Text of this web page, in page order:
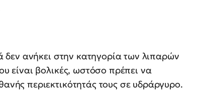
δεν ανήκει στην κατηγορία των λιπαρών
είναι βολικές, ωστόσο πρέπει να
περιεκτικότητάς τους σε υδράργυρο.